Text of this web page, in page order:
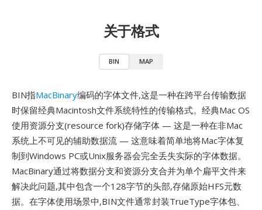
关于格式
BIN MAP
BIN指MacBinary编码的字体文件,这是一种在跨平台传输数据
时保留经典Macintosh文件系统特性的传输格式。经典Mac OS
使用资源分支(resource fork)存储字体 — 这是一种在非Mac
系统上不可见的辅助数据流 — 这意味着简单地将Mac字体复
制到Windows PC或Unix服务器会完全丢失实际的字体数据。
MacBinary通过将数据分支和资源分支合并为单个扁平文件来
解决此问题,其中包含一个128字节的头部,存储原始HFS元数
据。在字体使用场景中,BIN文件通常封装TrueType字体包、